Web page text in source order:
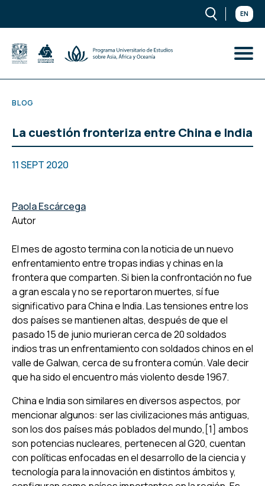
EN
BLOG
La cuestión fronteriza entre China e India
11 SEPT 2020
Paola Escárcega
Autor
El mes de agosto termina con la noticia de un nuevo
enfrentamiento entre tropas indias y chinas en la
frontera que comparten. Si bien la confrontación no fue
a gran escala y no se reportaron muertes, sí fue
significativo para China e India. Las tensiones entre los
dos países se mantienen altas, después de que el
pasado 15 de junio murieran cerca de 20 soldados
indios tras un enfrentamiento con soldados chinos en el
valle de Galwan, cerca de su frontera común. Vale decir
que ha sido el encuentro más violento desde 1967.
China e India son similares en diversos aspectos, por
mencionar algunos: ser las civilizaciones más antiguas,
son los dos países más poblados del mundo,[1] ambos
son potencias nucleares, pertenecen al G20, cuentan
con políticas enfocadas en el desarrollo de la ciencia y
tecnología para la innovación en distintos ámbitos y,